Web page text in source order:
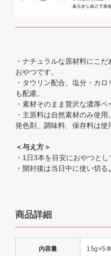
・ナチュラルな原材料にこ
おやつです。
・タウリン配合。塩分・カ
も配慮。
・素材そのまま贅沢な濃厚ペ
・主原料は自然素材のみ使用
発色剤、調味料、保存料は使
＜与え方＞
・1日3本を目安におやつとし
・開封後は当日中に使い切る
商品詳細
内容量 15g×5